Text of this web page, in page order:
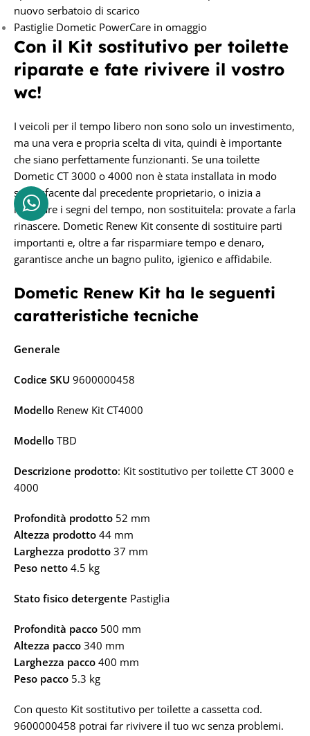
nuovo serbatoio di scarico
Pastiglie Dometic PowerCare in omaggio
Con il Kit sostitutivo per toilette
riparate e fate rivivere il vostro
wc!
I veicoli per il tempo libero non sono solo un investimento,
ma una vera e propria scelta di vita, quindi è importante
che siano perfettamente funzionanti. Se una toilette
Dometic CT 3000 o 4000 non è stata installata in modo
soddisfacente dal precedente proprietario, o inizia a
mostrare i segni del tempo, non sostituitela: provate a farla
rinascere. Dometic Renew Kit consente di sostituire parti
importanti e, oltre a far risparmiare tempo e denaro,
garantisce anche un bagno pulito, igienico e affidabile.
Dometic Renew Kit ha le seguenti
caratteristiche tecniche
Generale
Codice SKU 9600000458
Modello Renew Kit CT4000
Modello TBD
Descrizione prodotto: Kit sostitutivo per toilette CT 3000 e
4000
Profondità prodotto 52 mm
Altezza prodotto 44 mm
Larghezza prodotto 37 mm
Peso netto 4.5 kg
Stato fisico detergente Pastiglia
Profondità pacco 500 mm
Altezza pacco 340 mm
Larghezza pacco 400 mm
Peso pacco 5.3 kg
Con questo Kit sostitutivo per toilette a cassetta cod.
9600000458 potrai far rivivere il tuo wc senza problemi.